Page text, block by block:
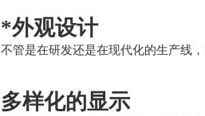
*外观设计
不管是在研发还是在现代化的生产线
多样化的显示